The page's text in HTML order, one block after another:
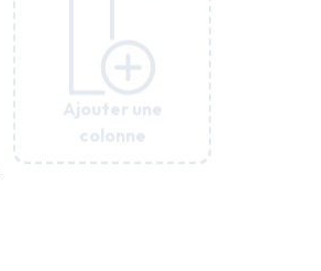
Ajouter une
colonne
Ajouter une
colonne
Ajouter une
colonne
Ajouter une
colonne
Ajouter une
colonne
Ajouter une
colonne
Ajouter une
colonne